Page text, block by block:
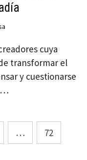
cuya
transformar el
y cuestionarse
…
… 72